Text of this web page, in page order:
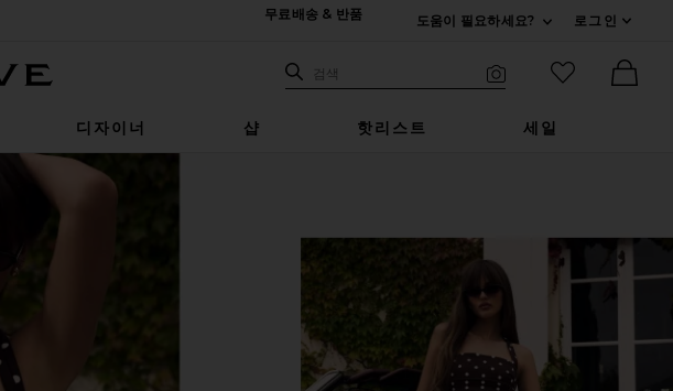
무료배송 & 반품
도움이 필요하세요?
로그인
검색하기
검색
즐겨찾기 아
디자이너 샵 핫리스트 세일